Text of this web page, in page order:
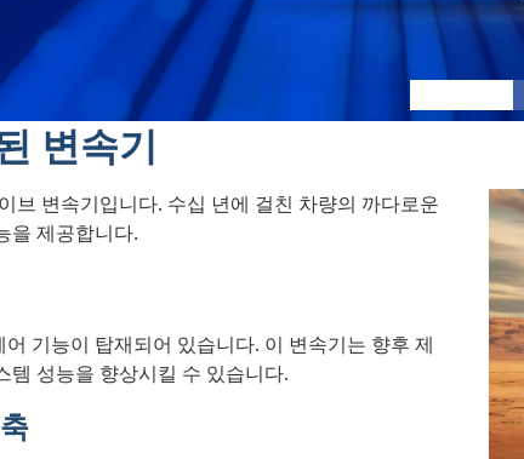
변속기
변속기입니다. 수십 년에 걸친 차량의 까다로운
을 제공합니다.
기능이 탑재되어 있습니다. 이 변속기는 향후 제
템 성능을 향상시킬 수 있습니다.